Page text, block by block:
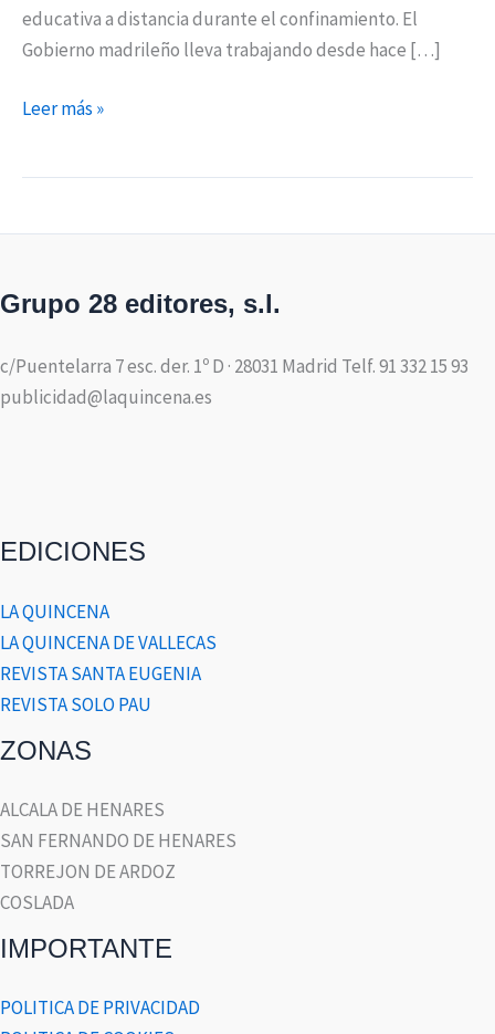
educativa a distancia durante el confinamiento. El
Gobierno madrileño lleva trabajando desde hace […]
Leer más »
Grupo 28 editores, s.l.
c/Puentelarra 7 esc. der. 1º D · 28031 Madrid Telf. 91 332 15 93
publicidad@laquincena.es
EDICIONES
LA QUINCENA
LA QUINCENA DE VALLECAS
REVISTA SANTA EUGENIA
REVISTA SOLO PAU
ZONAS
ALCALA DE HENARES
SAN FERNANDO DE HENARES
TORREJON DE ARDOZ
COSLADA
IMPORTANTE
POLITICA DE PRIVACIDAD